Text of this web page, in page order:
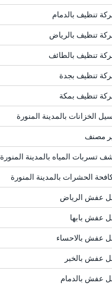
تنظيف بالدمام
تنظيف بالرياض
تنظيف بالطائف
تنظيف بجدة
تنظيف بمكة
الخزانات بالمدينة المنورة
مصنف
تسربات المياه بالمدينة المنورة
الحشرات بالمدينة المنورة
عفش الرياض
عفش بابها
عفش بالاحساء
عفش بالخبر
عفش بالدمام